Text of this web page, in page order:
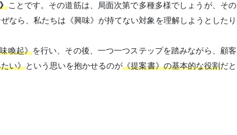
ことです。その道筋は、局面次第で多種多様でしょうが、その
なら、私たちは《興味》が持てない対象を理解しようとしたり
喚起》を行い、その後、一つ一つステップを踏みながら、顧客
い》という思いを抱かせるのが《提案書》の基本的な役割だと